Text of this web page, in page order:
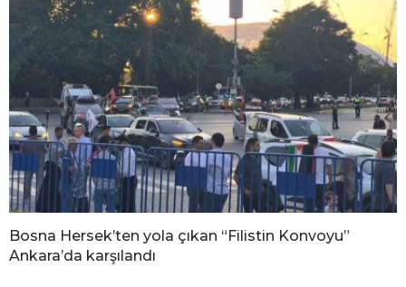
Bosna Hersek’ten yola çıkan “Filistin Konvoyu”
Ankara’da karşılandı